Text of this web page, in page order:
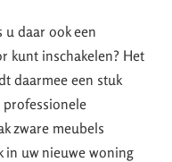
u daar ook een
kunt inschakelen? Het
daarmee een stuk
zware meubels
in uw nieuwe woning